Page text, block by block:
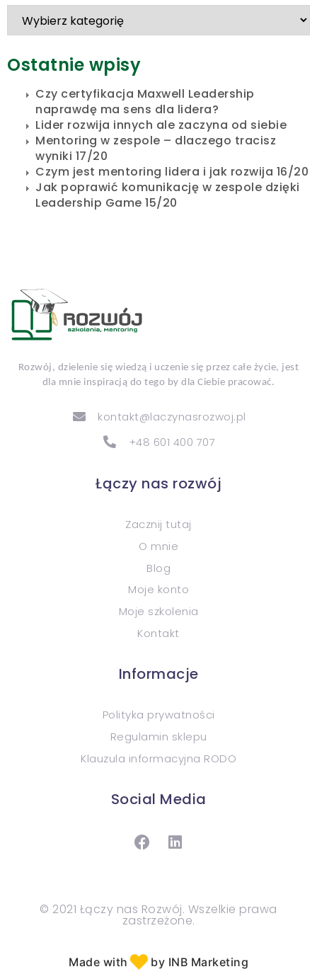
Ostatnie wpisy
Czy certyfikacja Maxwell Leadership
naprawdę ma sens dla lidera?
Lider rozwija innych ale zaczyna od siebie
Mentoring w zespole – dlaczego tracisz
wyniki 17/20
Czym jest mentoring lidera i jak rozwija 16/20
Jak poprawić komunikację w zespole dzięki
Leadership Game 15/20
Rozwój, dzielenie się wiedzą i uczenie się przez całe życie, jest
dla mnie inspiracją do tego by dla Ciebie pracować.
kontakt@laczynasrozwoj.pl
+48 601 400 707
Łączy nas rozwój
Zacznij tutaj
O mnie
Blog
Moje konto
Moje szkolenia
Kontakt
Informacje
Polityka prywatności
Regulamin sklepu
Klauzula informacyjna RODO
Social Media
© 2021 Łączy nas Rozwój. Wszelkie prawa
zastrzeżone.
Made with♥︎by INB Marketing